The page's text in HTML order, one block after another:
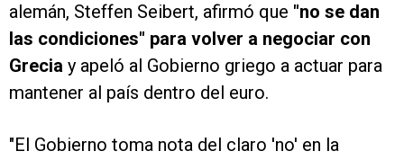
alemán, Steffen Seibert, afirmó que "no se dan
las condiciones" para volver a negociar con
Grecia y apeló al Gobierno griego a actuar para
mantener al país dentro del euro.
"El Gobierno toma nota del claro 'no' en la